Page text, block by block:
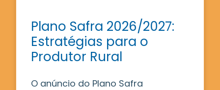
Plano Safra 2026/2027:
Estratégias para o
Produtor Rural
O anúncio do Plano Safra